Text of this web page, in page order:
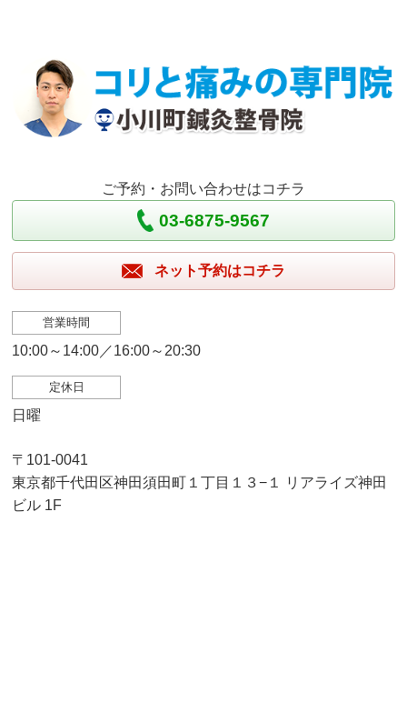
ご予約・お問い合わせはコチラ
03-6875-9567
ネット予約はコチラ
営業時間
10:00～14:00／16:00～20:30
定休日
日曜
〒101-0041
東京都千代田区神田須田町１丁目１３−１ リアライズ神田
ビル 1F